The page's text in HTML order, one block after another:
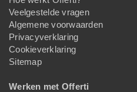
Veelgestelde vragen
Algemene voorwaarden
Privacyverklaring
Cookieverklaring
Sitemap
Werken met Offerti